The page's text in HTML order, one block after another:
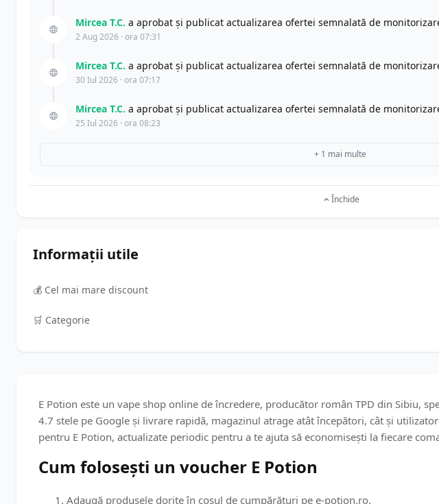
Mircea T.C. a aprobat și publicat actualizarea ofertei semnalată de
2 Aug 2026 · ora 07:31
Mircea T.C. a aprobat și publicat actualizarea ofertei semnalată de
30 Iul 2026 · ora 07:17
Mircea T.C. a aprobat și publicat actualizarea ofertei semnalată de
25 Iul 2026 · ora 08:23
+ 1 mai multe
Închide
Informații utile
💰 Cel mai mare discount
🛒️ Categorie
E Potion este un vape shop online de încredere, producător român TPD din Sibiu,
4.7 stele pe Google și livrare rapidă, magazinul atrage atât începători, cât și
pentru E Potion, actualizate periodic pentru a te ajuta să economisești la fiecare
Cum folosești un voucher E Potion
Adaugă produsele dorite în coșul de cumpărături pe e-potion.ro.